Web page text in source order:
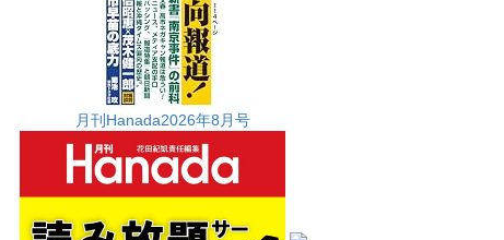
月刊Hanada2026年8月号